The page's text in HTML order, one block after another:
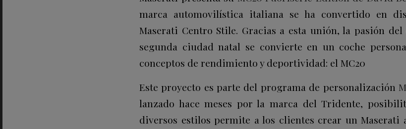
marca automovilística italiana se ha convertido en
Maserati Centro Stile. Gracias a esta unión, la pasión
segunda ciudad natal se convierte en un coche
conceptos de rendimiento y deportividad: el MC20
Este proyecto es parte del programa de personalización
lanzado hace meses por la marca del Tridente,
diversos estilos permite a los clientes crear un Maserati